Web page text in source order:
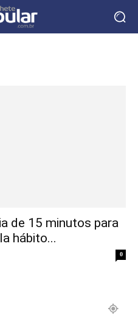
de 15 minutos para
hábito...
0